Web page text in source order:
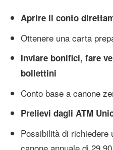
Aprire il conto
Ottenere una carta
Inviare bonifici, fare
bollettini
Conto base a canone
Prelievi dagli ATM
Possibilità di richiedere